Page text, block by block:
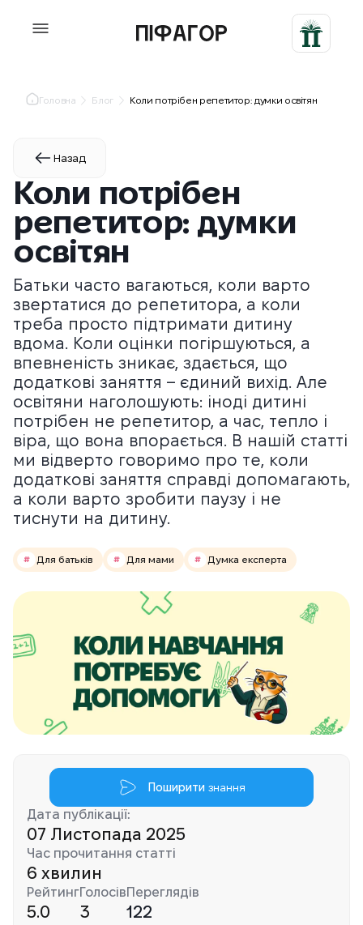
Головна Блог Коли потрібен репетитор: думки освітян
Назад
Коли потрібен
репетитор: думки
освітян
Батьки часто вагаються, коли варто
звертатися до репетитора, а коли
треба просто підтримати дитину
вдома. Коли оцінки погіршуються, а
впевненість зникає, здається, що
додаткові заняття – єдиний вихід. Але
освітяни наголошують: іноді дитині
потрібен не репетитор, а час, тепло і
віра, що вона впорається. В нашій статті
ми відверто говоримо про те, коли
додаткові заняття справді допомагають,
а коли варто зробити паузу і не
тиснути на дитину.
Для батьків Для мами Думка експерта
Поширити знання
Дата публікації:
07 Листопада 2025
Час прочитання статті
6 хвилин
Рейтинг
5.0
Голосів
3
Переглядів
122